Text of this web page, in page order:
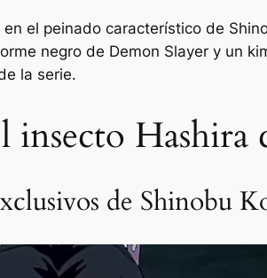
el peinado característico de
negro de Demon Slayer y un
la serie.
insecto Hashira
de Shinobu